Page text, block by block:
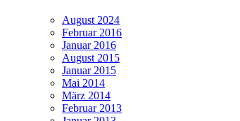
August 2024
Februar 2016
Januar 2016
August 2015
Januar 2015
Mai 2014
März 2014
Februar 2013